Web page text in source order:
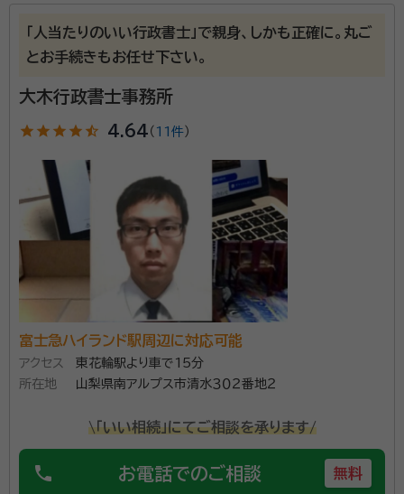
「相続って週刊誌等の特集で読んだことはあったが、実
際に自分で手続しなくてはならないとなると何をどうし
てよいかわからない」といったお声をよく頂戴いたしま
割協議書の作成等、行政書士が対応できる部分は弊所
にて書類作成をさせていただき、不動産の相続登記や
相続税の申告が発生する場合には、提携している司法書
士事務所や税理士事務所を責任をもってご紹介いたし
ます。まずはお気軽にお問い合わせください。
所属団体： 山梨県行政書士会
「人当たりのいい行政書士」で親身、しかも正確に。丸ご
とお手続きもお任せ下さい。
大木行政書士事務所
star star star star star_half 4.64 （ 11件 ）
富士急ハイランド駅周辺に対応可能
アクセス
東花輪駅より車で15分
所在地
山梨県南アルプス市清水３０２番地２
\「いい相続」にてご相談を承ります/
phone お電話でのご相談 無料